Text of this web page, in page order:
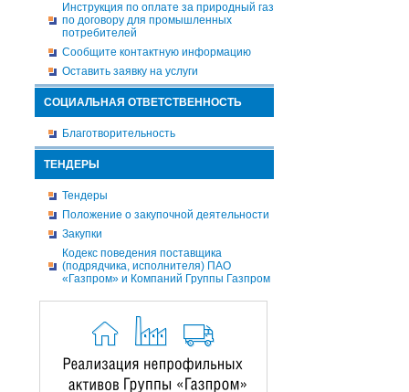
Инструкция по оплате за природный газ
по договору для промышленных
потребителей
Сообщите контактную информацию
Оставить заявку на услуги
СОЦИАЛЬНАЯ ОТВЕТСТВЕННОСТЬ
Благотворительность
ТЕНДЕРЫ
Тендеры
Положение о закупочной деятельности
Закупки
Кодекс поведения поставщика
(подрядчика, исполнителя) ПАО
«Газпром» и Компаний Группы Газпром